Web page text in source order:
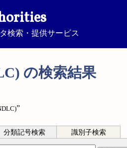
検索・提供サービス
の検索結果
”
分類記号検索 識別子検索